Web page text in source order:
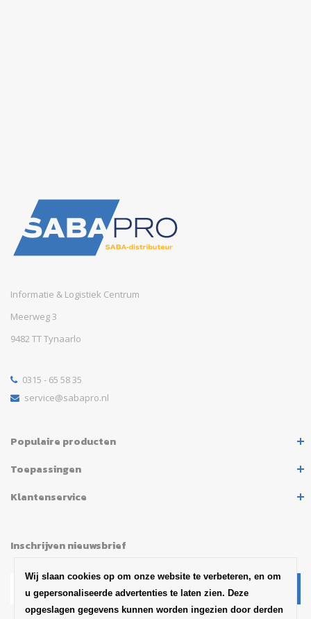
Informatie & Logistiek Centrum
Meerweg 3
9482 TT Tynaarlo
0315 - 65 58 35
service@sabapro.nl
Populaire producten
Toepassingen
Klantenservice
Inschrijven nieuwsbrief
Wij slaan cookies op om onze website te verbeteren, en om
u gepersonaliseerde advertenties te laten zien. Deze
opgeslagen gegevens kunnen worden ingezien door derden